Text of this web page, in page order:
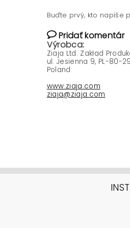
Buďte prvý, kto napíše
Pridať komentár
Výrobca:
Ziaja Ltd. Zakład
ul. Jesienna 9, PL-80-
Poland
www.ziaja.com
ziaja@ziaja.com